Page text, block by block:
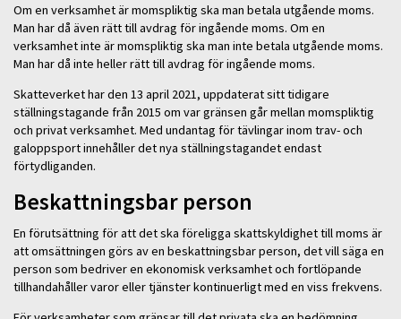
Om en verksamhet är momspliktig ska man betala utgående moms.
Man har då även rätt till avdrag för ingående moms. Om en
verksamhet inte är momspliktig ska man inte betala utgående moms.
Man har då inte heller rätt till avdrag för ingående moms.
Skatteverket har den 13 april 2021, uppdaterat sitt tidigare
ställningstagande från 2015 om var gränsen går mellan momspliktig
och privat verksamhet. Med undantag för tävlingar inom trav- och
galoppsport innehåller det nya ställningstagandet endast
förtydliganden.
Beskattningsbar person
En förutsättning för att det ska föreligga skattskyldighet till moms är
att omsättningen görs av en beskattningsbar person, det vill säga en
person som bedriver en ekonomisk verksamhet och fortlöpande
tillhandahåller varor eller tjänster kontinuerligt med en viss frekvens.